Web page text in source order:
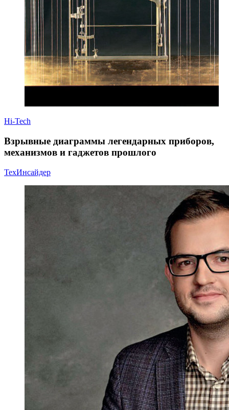
Hi-Tech
Взрывные диаграммы легендарных приборов,
механизмов и гаджетов прошлого
ТехИнсайдер